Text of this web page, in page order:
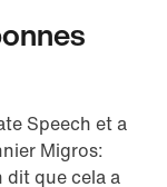
Speech et a
Migros:
que cela a